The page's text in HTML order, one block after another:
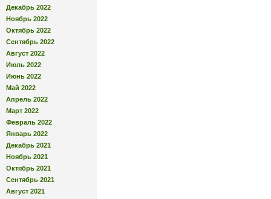
Декабрь 2022
Ноябрь 2022
Октябрь 2022
Сентябрь 2022
Август 2022
Июль 2022
Июнь 2022
Май 2022
Апрель 2022
Март 2022
Февраль 2022
Январь 2022
Декабрь 2021
Ноябрь 2021
Октябрь 2021
Сентябрь 2021
Август 2021